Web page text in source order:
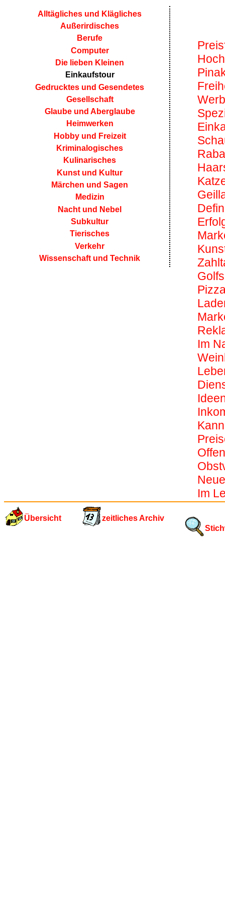
Alltägliches und Klägliches
Außerirdisches
Berufe
Computer
Die lieben Kleinen
Einkaufstour
Gedrucktes und Gesendetes
Gesellschaft
Glaube und Aberglaube
Heimwerken
Hobby und Freizeit
Kriminalogisches
Kulinarisches
Kunst und Kultur
Märchen und Sagen
Medizin
Nacht und Nebel
Subkultur
Tierisches
Verkehr
Wissenschaft und Technik
Im
Im
Übersicht
zeitliches Archiv